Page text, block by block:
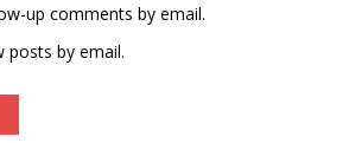
up comments by email.
posts by email.